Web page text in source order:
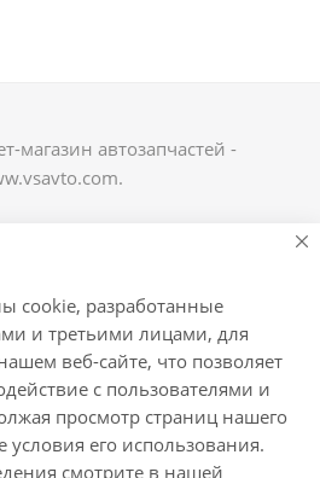
магазин автозапчастей -
avtovs@yandex.ru
Офицерская 14, ГСК "Пламя", 4
этаж, офис 476
на связи
cookie, разработанные
и третьими лицами, для
веб-сайте, что позволяет
с пользователями и
просмотр страниц нашего
условия его использования.
смотрите в нашей